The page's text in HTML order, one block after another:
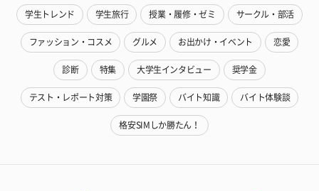
学生トレンド 学生旅行 授業・履修・ゼミ サークル・部活
ファッション・コスメ グルメ お出かけ・イベント 恋愛
診断 特集 大学生インタビュー 奨学金
テスト・レポート対策 学園祭 バイト知識 バイト体験談
格安SIMしか勝たん！